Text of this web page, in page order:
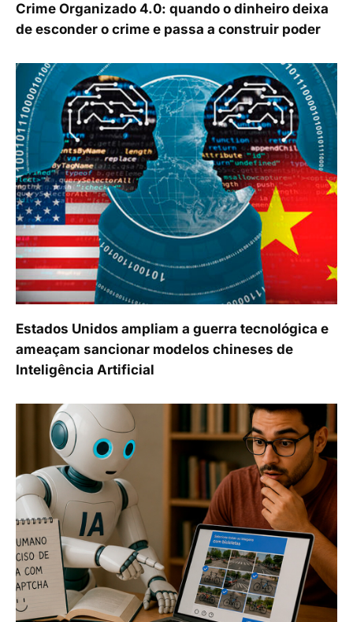
Crime Organizado 4.0: quando o dinheiro deixa
de esconder o crime e passa a construir poder
Estados Unidos ampliam a guerra tecnológica e
ameaçam sancionar modelos chineses de
Inteligência Artificial